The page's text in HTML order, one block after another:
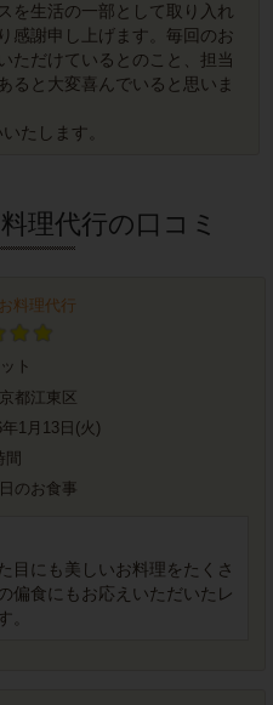
を生活の一部として取り入れ
感謝申し上げます。毎回のお
ただけているとのこと、担当
ると大変喜んでいると思いま
たします。
理代行の口コミ
お料理代行
ト
都江東区
年1月13日(火)
間
のお食事
目にも美しいお料理をたくさ
偏食にもお応えいただいたレ
。